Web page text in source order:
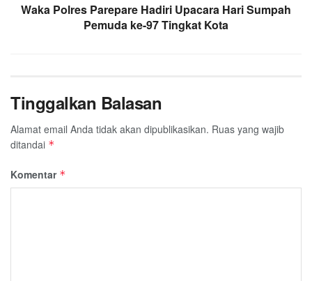
Waka Polres Parepare Hadiri Upacara Hari Sumpah
Pemuda ke-97 Tingkat Kota
Tinggalkan Balasan
Alamat email Anda tidak akan dipublikasikan. Ruas yang wajib
ditandai *
Komentar *